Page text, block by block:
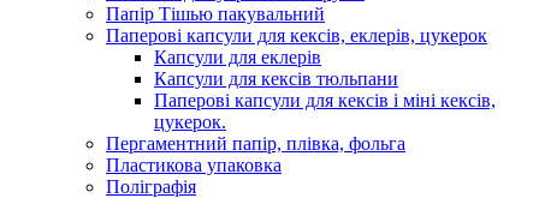
Папір Тішью пакувальний
Паперові капсули для кексів, еклерів, цукерок
Капсули для еклерів
Капсули для кексів тюльпани
Паперові капсули для кексів і міні кексів,
цукерок.
Пергаментний папір, плівка, фольга
Пластикова упаковка
Поліграфія